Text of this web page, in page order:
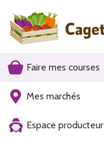
Faire mes courses
Mes marchés
Espace producteur